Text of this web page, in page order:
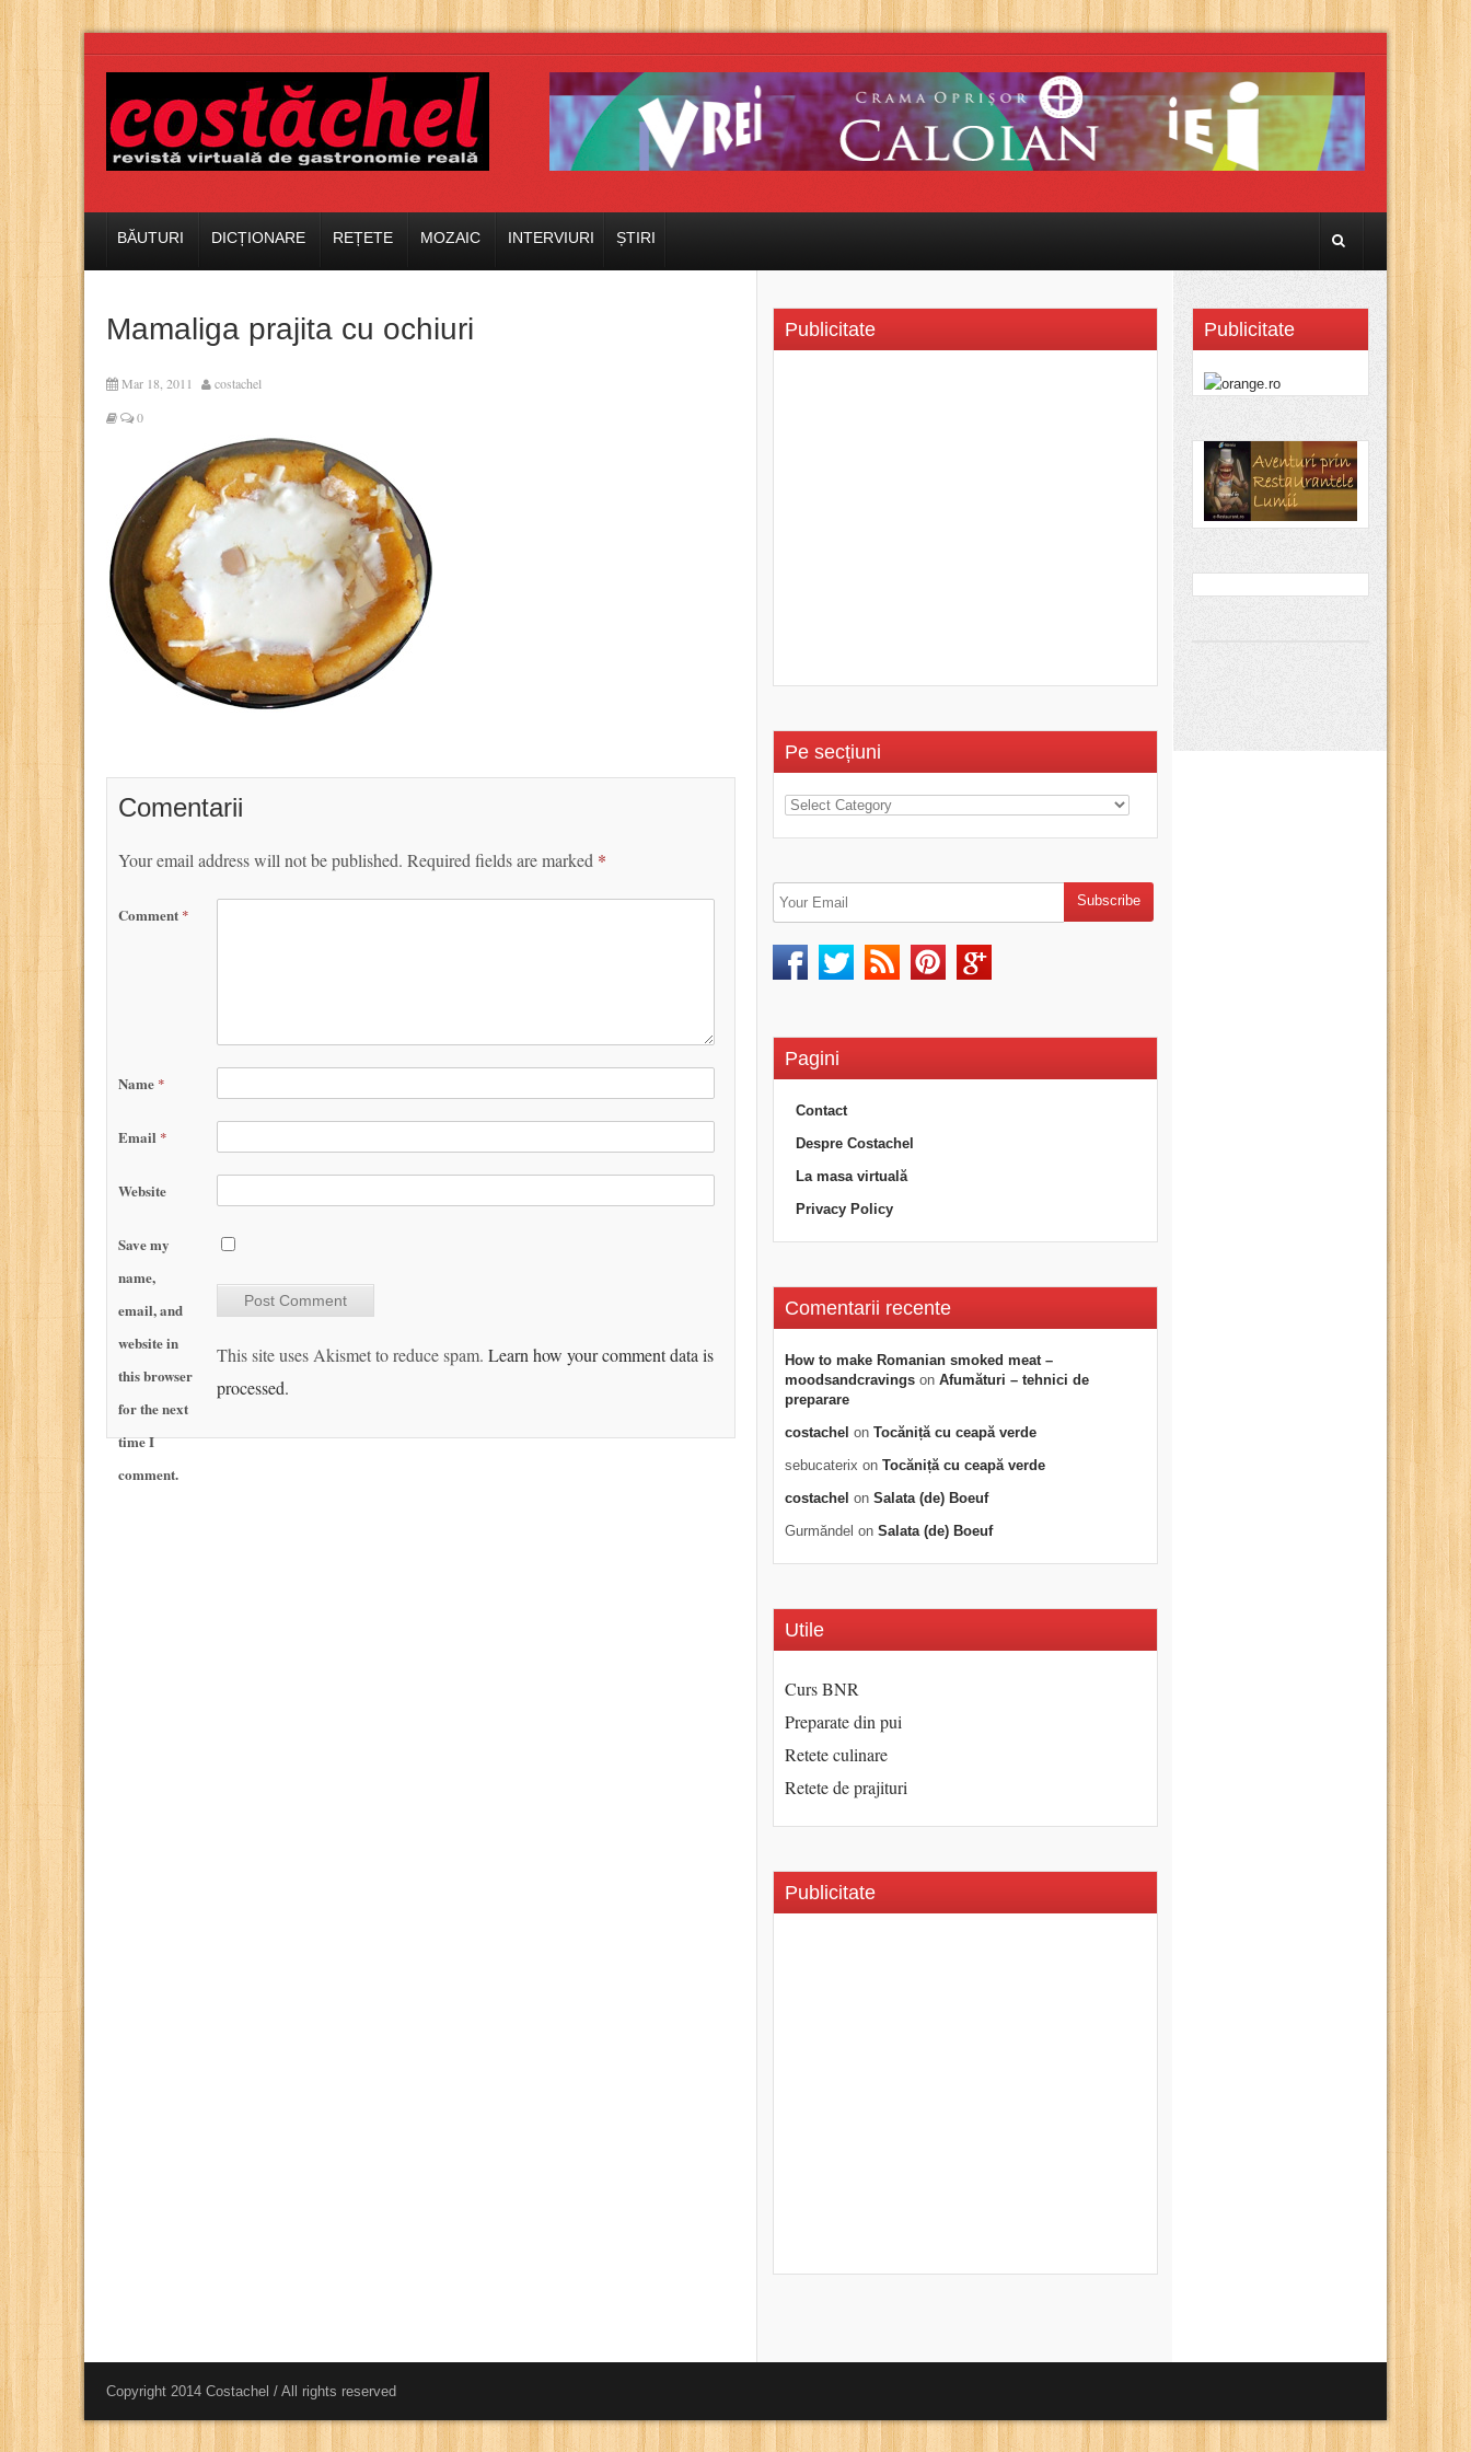
BĂUTURI DICȚIONARE REȚETE MOZAIC INTERVIURI ȘTIRI
Mamaliga prajita cu ochiuri
Mar 18, 2011
costachel
0
Comentarii
Your email address will not be published. Required fields are marked *
Comment *
Name *
Email *
Website
Save my
name,
email, and
website in
this browser
for the next
time I
comment.
This site uses Akismet to reduce spam. Learn how your comment data is
processed.
Publicitate
Pe secțiuni
Pagini
Contact
Despre Costachel
La masa virtuală
Privacy Policy
Comentarii recente
How to make Romanian smoked meat –
moodsandcravings on Afumături – tehnici de
preparare
costachel on Tocăniță cu ceapă verde
sebucaterix on Tocăniță cu ceapă verde
costachel on Salata (de) Boeuf
Gurmăndel on Salata (de) Boeuf
Utile
Curs BNR
Preparate din pui
Retete culinare
Retete de prajituri
Publicitate
Publicitate
Copyright 2014 Costachel / All rights reserved